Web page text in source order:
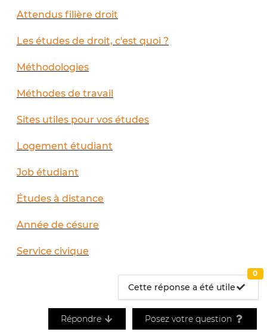
Attendus filière droit
Les études de droit, c'est quoi ?
Méthodologies
Méthodes de travail
Sites utiles pour vos études
Logement étudiant
Job étudiant
Études à distance
Année de césure
Service civique
Cette réponse a été utile
0
Répondre Posez votre question